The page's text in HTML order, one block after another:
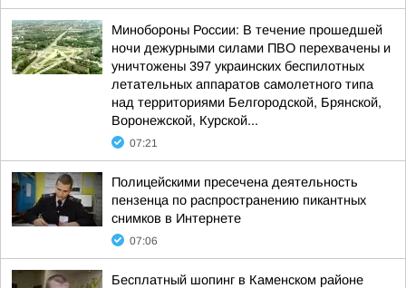
Минобороны России: В течение прошедшей
ночи дежурными силами ПВО перехвачены и
уничтожены 397 украинских беспилотных
летательных аппаратов самолетного типа
над территориями Белгородской, Брянской,
Воронежской, Курской...
07:21
Полицейскими пресечена деятельность
пензенца по распространению пикантных
снимков в Интернете
07:06
Бесплатный шопинг в Каменском районе